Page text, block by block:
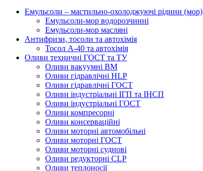
Емульсоли – мастильно-охолоджуючі рідини (мор)
Емульсоли-мор водорозчинні
Емульсоли-мор масляні
Антифризи, тосоли та автохімія
Тосол А-40 та автохімія
Оливи техничні ГОСТ та ТУ
Оливи вакуумні ВМ
Оливи гідравлічні HLP
Оливи гідравлічні ГОСТ
Оливи індустріальні ІГП та ІНСП
Оливи індустріальні ГОСТ
Оливи компресорні
Оливи консерваційні
Оливи моторні автомобільні
Оливи моторні ГОСТ
Оливи моторні суднові
Оливи редукторні CLP
Оливи теплоносії